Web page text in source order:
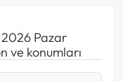
Pazar
ve konumları